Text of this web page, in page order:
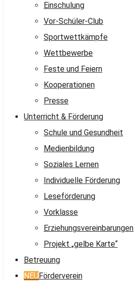
Einschulung
Vor-Schüler-Club
Sportwettkämpfe
Wettbewerbe
Feste und Feiern
Kooperationen
Presse
Unterricht & Förderung
Schule und Gesundheit
Medienbildung
Soziales Lernen
Individuelle Förderung
Leseförderung
Vorklasse
Erziehungsvereinbarungen
Projekt „gelbe Karte“
Betreuung
NEUFörderverein